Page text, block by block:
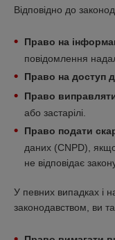
Відповідно до
Право на
повідомлення
Право на доступ
Право
або застарілі.
Право подати
даних (CNPD),
не відповідає
У певних випадках і
законодавством, ви